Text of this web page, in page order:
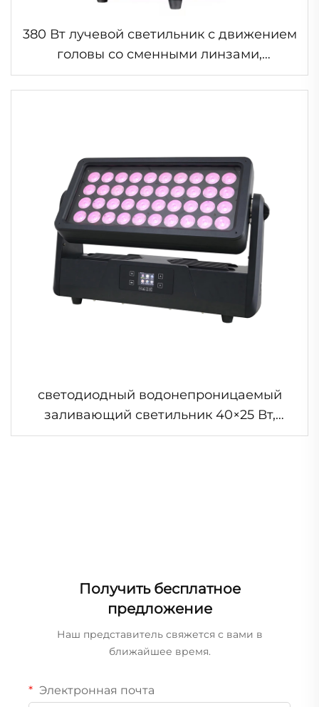
380 Вт лучевой светильник с движением
головы со сменными линзами,
защищёнными от пыли и дыма, для
сценического освещения
светодиодный водонепроницаемый
заливающий светильник 40×25 Вт,
RGBW, 4 в 1, заливающий светильник
Получить бесплатное
предложение
Наш представитель свяжется с вами в
ближайшее время.
Электронная почта